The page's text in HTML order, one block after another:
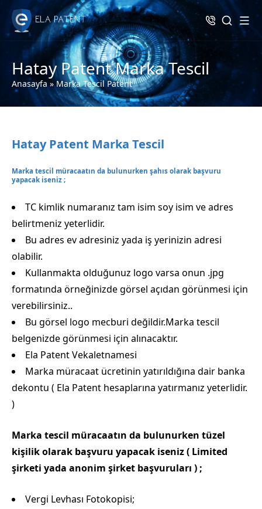
Hatay Patent Marka Tescil
Anasayfa»Marka Tescil Patent
Hatay Patent Marka Tescil
Marka tescil müracaatın da bulunurken şahıs olarak başvuru
yapacak iseniz ;
TC kimlik numaranız tam isim soy isim ve adres
belirtmeniz yeterlidir.
Bu adres ev adresiniz yada iş yerinizin adresi
olabilir.
Kullanmakta olduğunuz logo varsa onun .jpg
formatında örneğinizde görsel açıdan görünmesi için
verebilirsiniz..
Bu görsel logo mecburi değildir.Marka tescil
belgenizde görünmesi için alınacaktır.
Ela Patent Vekaletnamesi
Marka müracaat ücretinin yatırıldığına dair banka
dekontu ( Ela Patent hesaplarına yatırmanız yeterlidir.
)
Marka tescil müracaatın da bulunurken tüzel
kişilik olarak başvuru yapacak iseniz ( Limited
şirketi yada anonim şirket başvuruları ) ;
Vergi Levhası Fotokopisi;